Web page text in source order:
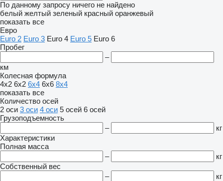
По данному запросу ничего не найдено
белый желтый зеленый красный оранжевый
показать все
Евро
Euro 2 Euro 3 Euro 4 Euro 5 Euro 6
Пробег
–
км
Колесная формула
4x2 6x2 6x4 6x6 8x4
показать все
Количество осей
2 оси 3 оси 4 оси 5 осей 6 осей
Грузоподъемность
–
кг
Характеристики
Полная масса
–
кг
Собственный вес
–
кг